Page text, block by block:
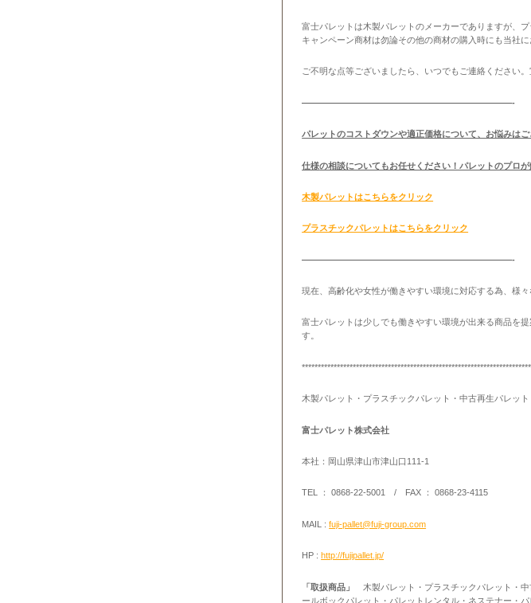
富士パレットは木製パレットのメーカーでありますが、
キャンペーン商材は勿論その他の商材の購入時にも当社
ご不明な点等ございましたら、いつでもご連絡ください。
————————————————————————-
パレットのコストダウンや適正価格について、お悩みはご
仕様の相談についてもお任せください！パレットのプロが
木製パレットはこちらをクリック
プラスチックパレットはこちらをクリック
————————————————————————-
現在、高齢化や女性が働きやすい環境に対応する為、様々
富士パレットは少しでも働きやすい環境が出来る商品を
す。
木製パレット・プラスチックパレット・中古再生パレッ
富士パレット株式会社
本社：岡山県津山市津山口111-1
TEL ： 0868-22-5001 / FAX ： 0868-23-4115
MAIL :fuji-pallet@fuji-group.com
HP :http://fujipallet.jp/
「取扱商品」
木製パレット・プラスチックパレット・
ールボックパレット・パレットレンタル・ネステナー・